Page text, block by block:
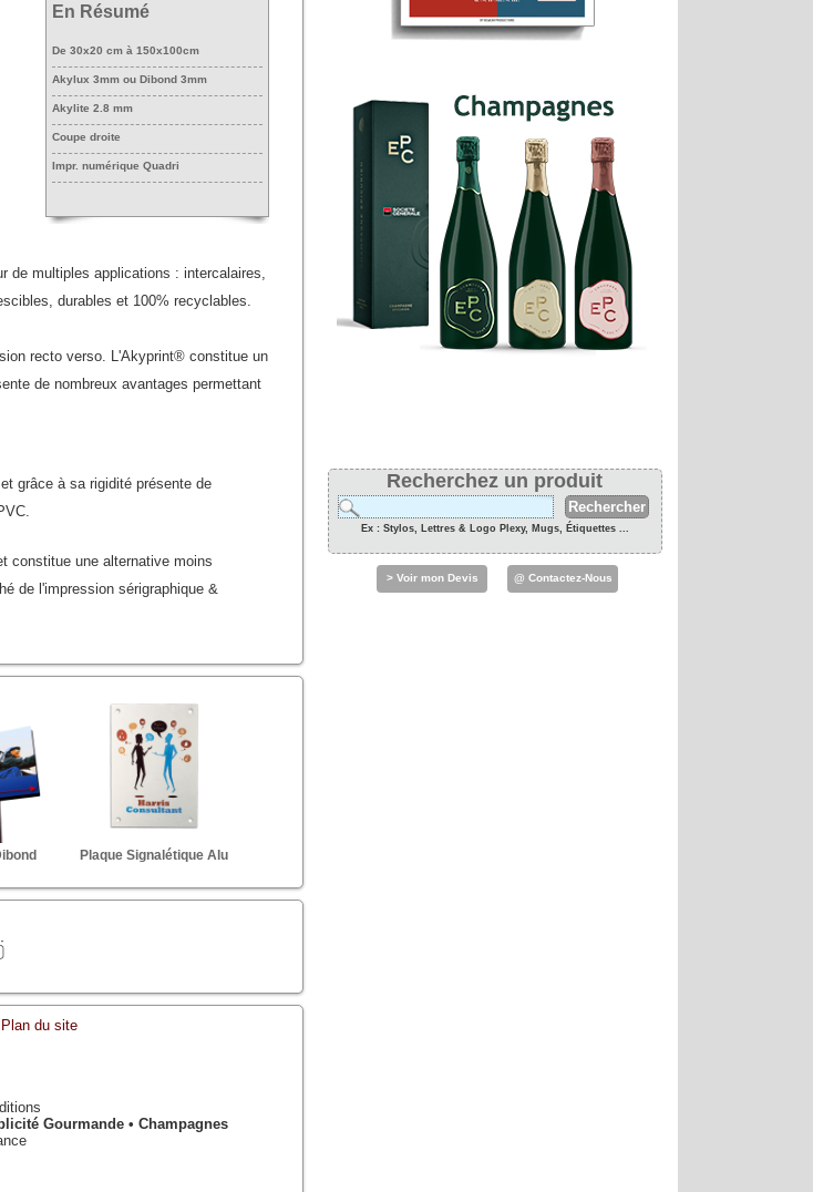
En Résumé
De 30x20 cm à 150x100cm
Akylux 3mm ou Dibond 3mm
Akylite 2.8 mm
Coupe droite
Impr. numérique Quadri
de multiples applications : intercalaires,
durables et 100% recyclables.
recto verso. L'Akyprint® constitue un
de nombreux avantages permettant
grâce à sa rigidité présente de
constitue une alternative moins
de l'impression sérigraphique &
Plaque Signalétique Alu
Plan du site
Gourmande • Champagnes
Recherchez un produit
Ex : Stylos, Lettres & Logo Plexy, Mugs, Étiquettes ...
> Voir mon Devis @ Contactez-Nous